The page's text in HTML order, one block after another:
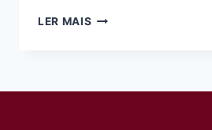
LER MAIS 10%